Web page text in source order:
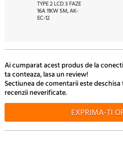
TYPE 2 LCD 3 FAZE
16A 11KW 5M, AK-
EC-12
Ai cumparat acest produs de la
ta conteaza, lasa un review!
Sectiunea de comentarii este
recenzii neverificate.
EXPRIMA-TI